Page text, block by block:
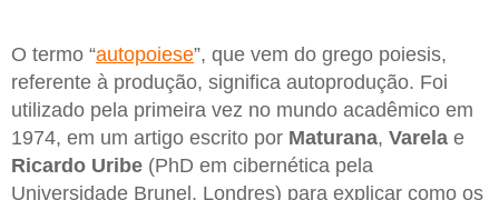
O termo “autopoiese”, que vem do grego poiesis,
referente à produção, significa autoprodução. Foi
utilizado pela primeira vez no mundo acadêmico em
1974, em um artigo escrito por Maturana, Varela e
Ricardo Uribe (PhD em cibernética pela
Universidade Brunel, Londres) para explicar como os